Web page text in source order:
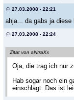
27.03.2008 - 22:21
ahja... da gabs ja diese
27.03.2008 - 22:24
Zitat von aNtraXx
Oja, die trag ich nur
Hab sogar noch ein
einschlägt. Das ist